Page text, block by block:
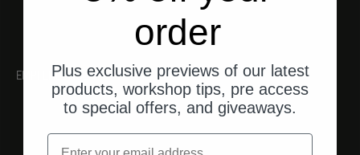
EMPFEHLUNGEN
order
Plus exclusive previews of our latest
products, workshop tips, pre access
to special offers, and giveaways.
Email